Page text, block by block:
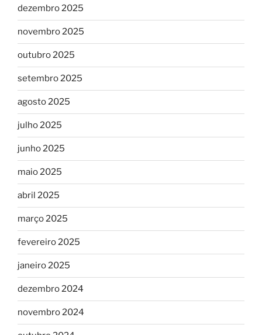
dezembro 2025
novembro 2025
outubro 2025
setembro 2025
agosto 2025
julho 2025
junho 2025
maio 2025
abril 2025
março 2025
fevereiro 2025
janeiro 2025
dezembro 2024
novembro 2024